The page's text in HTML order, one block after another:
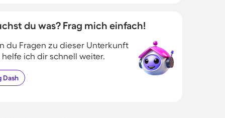
du was? Frag mich einfach!
du Fragen zu dieser Unterkunft
helfe ich dir schnell weiter.
Dash